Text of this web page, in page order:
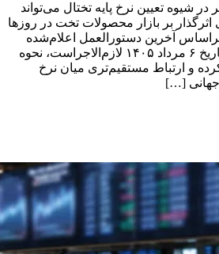
در شیوه تعیین نرخ پایه تختال می‌تواند
بر بازار محصولات تخت در روزها
آخرین دستورالعمل اعلام‌شده
ازسوی بورس کالا که از تاریخ ۶ مرداد ۱۴۰۵ لازم‌الاجراست، نحوه
و ارتباط مستقیم‌تری میان نرخ
[…]